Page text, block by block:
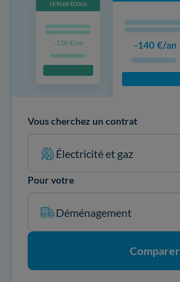
Vous cherchez un contrat
Électricité et gaz
Pour votre
Déménagement
Comparer